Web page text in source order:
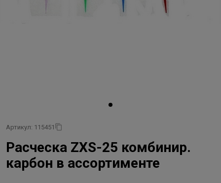
Артикул: 115451
Расческа ZXS-25 комбинир.
карбон в ассортименте